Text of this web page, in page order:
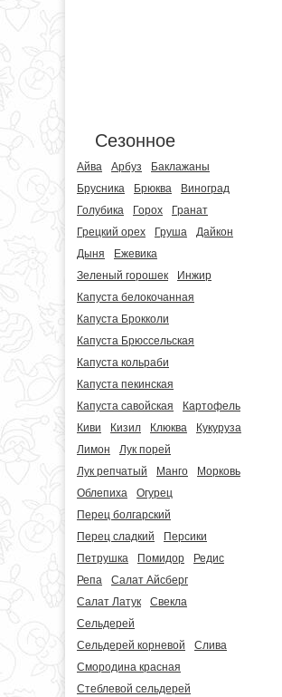
Сезонное
Айва Арбуз
Баклажаны
Брусника
Брюква
Виноград
Голубика
Горох
Гранат
Грецкий орех
Груша
Дайкон
Дыня
Ежевика
Зеленый горошек
Инжир
Капуста белокочанная
Капуста Брокколи
Капуста Брюссельская
Капуста кольраби
Капуста пекинская
Капуста савойская
Картофель
Киви
Кизил Клюква
Кукуруза
Лимон
Лук порей
Лук репчатый
Манго
Морковь
Облепиха
Огурец
Перец болгарский
Перец сладкий
Персики
Петрушка
Помидор
Редис
Репа
Салат Айсберг
Салат Латук
Свекла
Сельдерей
Сельдерей корневой
Слива
Смородина красная
Стеблевой сельдерей